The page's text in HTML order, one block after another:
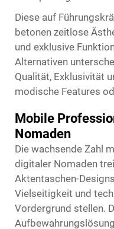
Diese auf
betonen zeitlose
und exklusive
Alternativen
Qualität, Exklusivität
modische Features
Mobile
Nomaden
Die wachsende Zahl
digitaler Nomaden
Aktentaschen-
Vielseitigkeit und
Vordergrund stellen.